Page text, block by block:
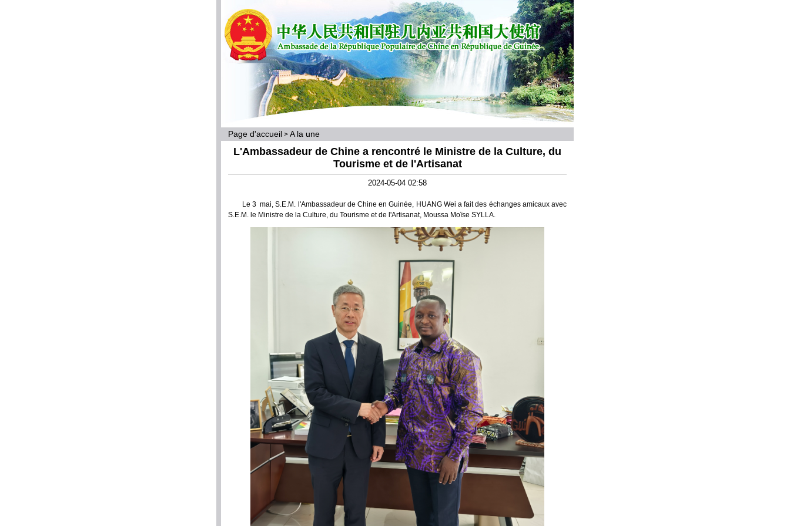
Page d'accueil > A la une
L'Ambassadeur de Chine a rencontré le Ministre de la Culture, du
Tourisme et de l'Artisanat
2024-05-04 02:58
Le 3 mai, S.E.M. l'Ambassadeur de Chine en Guinée, HUANG Wei a fait des échanges amicaux avec
S.E.M. le Ministre de la Culture, du Tourisme et de l'Artisanat, Moussa Moïse SYLLA.